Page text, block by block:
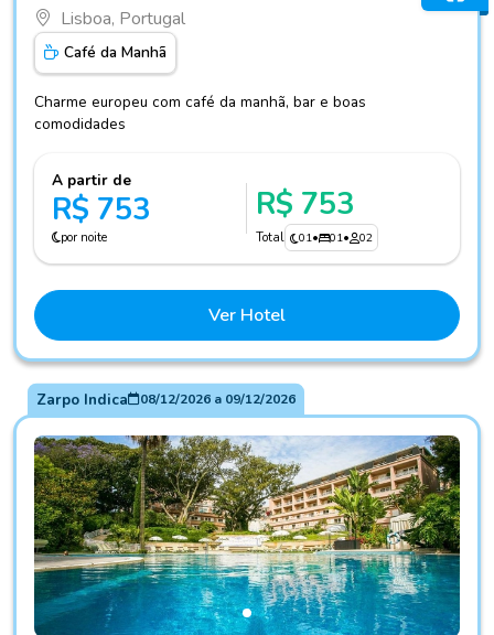
Lisboa, Portugal
Café da Manhã
Charme europeu com café da manhã, bar e boas
comodidades
A partir de
R$ 753
por noite
R$ 753
Total 01• 01• 02
Ver Hotel
Zarpo Indica 08/12/2026a 09/12/2026